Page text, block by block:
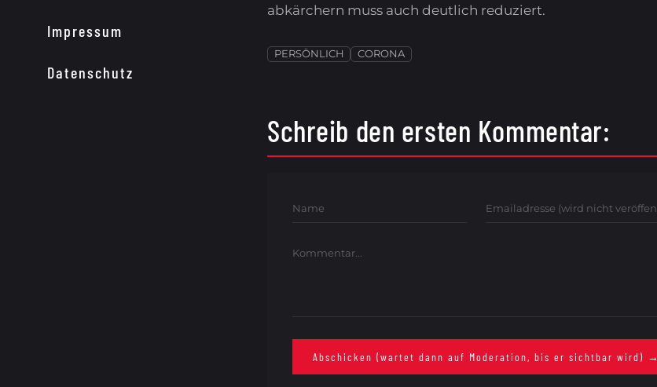
Impressum
Datenschutz
abkärchern muss auch deutlich reduziert.
PERSÖNLICH CORONA
Schreib den ersten Kommentar:
Kommentar
Abschicken (wartet dann auf Moderation, bis er sichtbar wird) →